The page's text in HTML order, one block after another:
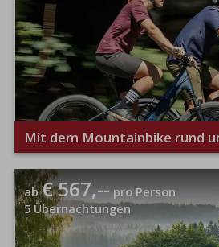
ab€ 567,-- pro Person
5 Übernachtungen